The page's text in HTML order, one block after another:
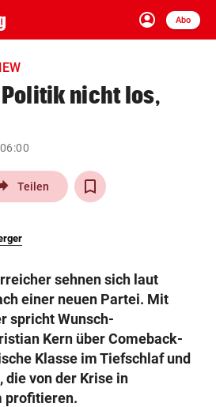
account_circle
Anmelden
Abo
close Schließen
arrow_right
& Co KG 2026
nicht los,
Teilen
sehnen sich laut
einer neuen Partei. Mit
spricht Wunsch-
Kern über Comeback-
Klasse im Tiefschlaf und
die von der Krise in
profitieren.